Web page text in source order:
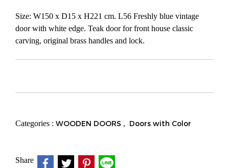
Size: W150 x D15 x H221 cm. L56 Freshly blue vintage
door with white edge. Teak door for front house classic
carving, original brass handles and lock.
Categories : WOODEN DOORS , Doors with Color
Share